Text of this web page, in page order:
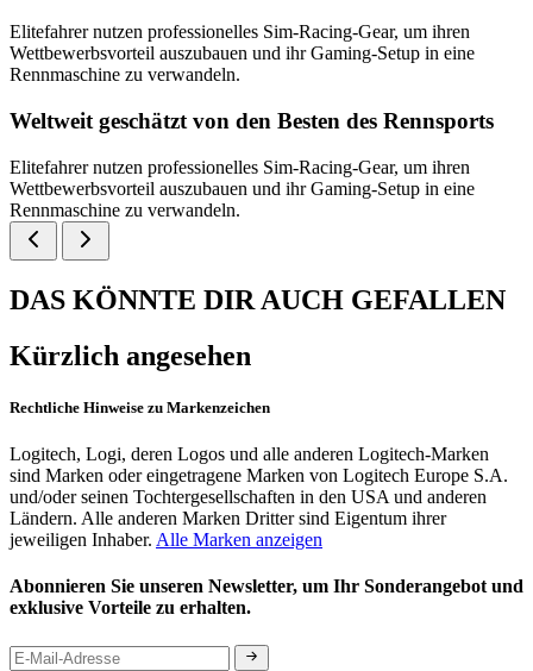
Elitefahrer nutzen professionelles Sim-Racing-Gear, um ihren
Wettbewerbsvorteil auszubauen und ihr Gaming‑Setup in eine
Rennmaschine zu verwandeln.
Weltweit geschätzt von den Besten des Rennsports
Elitefahrer nutzen professionelles Sim-Racing-Gear, um ihren
Wettbewerbsvorteil auszubauen und ihr Gaming‑Setup in eine
Rennmaschine zu verwandeln.
DAS KÖNNTE DIR AUCH GEFALLEN
Kürzlich angesehen
Rechtliche Hinweise zu Markenzeichen
Logitech, Logi, deren Logos und alle anderen Logitech-Marken
sind Marken oder eingetragene Marken von Logitech Europe S.A.
und/oder seinen Tochtergesellschaften in den USA und anderen
Ländern. Alle anderen Marken Dritter sind Eigentum ihrer
jeweiligen Inhaber. Alle Marken anzeigen
Abonnieren Sie unseren Newsletter, um Ihr Sonderangebot und
exklusive Vorteile zu erhalten.